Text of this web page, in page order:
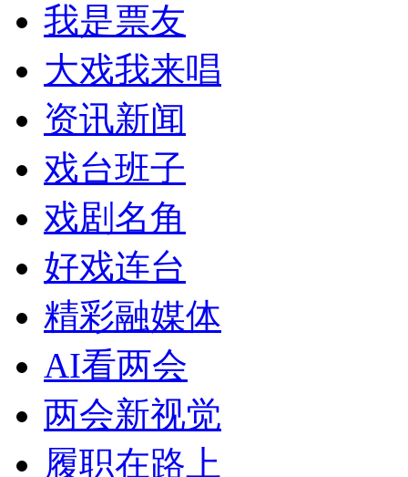
我是票友
大戏我来唱
资讯新闻
戏台班子
戏剧名角
好戏连台
精彩融媒体
AI看两会
两会新视觉
履职在路上